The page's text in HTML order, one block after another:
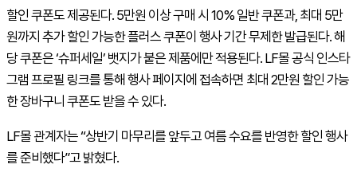
할인 쿠폰도 제공된다. 5만원 이상 구매 시 10% 일반 쿠폰과, 최대 5만
원까지 추가 할인 가능한 플러스 쿠폰이 행사 기간 무제한 발급된다. 해
당 쿠폰은 ‘슈퍼세일’ 뱃지가 붙은 제품에만 적용된다. LF몰 공식 인스타
그램 프로필 링크를 통해 행사 페이지에 접속하면 최대 2만원 할인 가능
한 장바구니 쿠폰도 받을 수 있다.
LF몰 관계자는 “상반기 마무리를 앞두고 여름 수요를 반영한 할인 행사
를 준비했다”고 밝혔다.